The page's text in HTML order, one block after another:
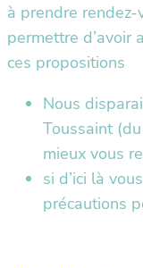
à prendre rendez-
permettre d’avoir
ces propositions
Nous
Toussaint
mieux vous
si d’ici là
précautions